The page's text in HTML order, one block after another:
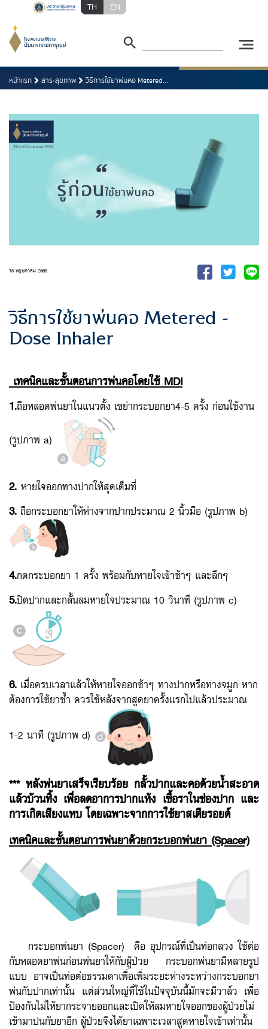
TH EN
หน้าแรก สาระสุขภาพ วิธีการใช้ยาพ่นคอ Metered...
15 พฤษภาคม 2569
วิธีการใช้ยาพ่นคอ Metered -
Dose Inhaler
เทคนิคและขั้นตอนการพ่นคอโดยใช้ MDI
1.ถือหลอดพ่นยาในแนวตั้ง เขย่ากระบอกยา4-5 ครั้ง ก่อนใช้งาน
(รูปภาพ a)
2. หายใจออกทางปากให้สุดเต็มที่
3. ถือกระบอกยาให้ห่างจากปากประมาณ 2 นิ้วมือ (รูปภาพ b)
4.กดกระบอกยา 1 ครั้ง พร้อมกับหายใจเข้าช้าๆ และลึกๆ
5.ปิดปากและกลั้นลมหายใจประมาณ 10 วินาที (รูปภาพ c)
6. เมื่อครบเวลาแล้วให้หายใจออกช้าๆ ทางปากหรือทางจมูก หาก
ต้องการใช้ยาซ้ำ ควรใช้หลังจากสูดยาครั้งแรกไปแล้วประมาณ
1-2 นาที (รูปภาพ d)
*** หลังพ่นยาเสร็จเรียบร้อย กลั้วปากและคอด้วยน้ำสะอาด
แล้วบ้วนทิ้ง เพื่อลดอาการปากแห้ง เชื้อราในช่องปาก และ
การเกิดเสียงแหบ โดยเฉพาะจากการใช้ยาสเตียรอยด์
เทคนิคและขั้นตอนการพ่นยาด้วยกระบอกพ่นยา (Spacer)
กระบอกพ่นยา (Spacer) คือ อุปกรณ์ที่เป็นท่อกลวง ใช้ต่อ
กับหลอดยาพ่นก่อนพ่นยาให้กับผู้ป่วย กระบอกพ่นยามีหลายรูป
แบบ อาจเป็นท่อต่อธรรมดาเพื่อเพิ่มระยะห่างระหว่างกระบอกยา
พ่นกับปากเท่านั้น แต่ส่วนใหญ่ที่ใช้ในปัจจุบันนี้มักจะมีวาล์ว เพื่อ
ป้องกันไม่ไห้ยากระจายออกและเปิดให้ลมหายใจออกของผู้ป่วยไม่
เข้ามาปนกับยาอีก ผู้ป่วยจึงได้ยาเฉพาะเวลาสูดหายใจเข้าเท่านั้น